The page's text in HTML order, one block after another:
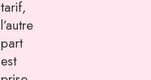
tarif,
l’autre
part
est